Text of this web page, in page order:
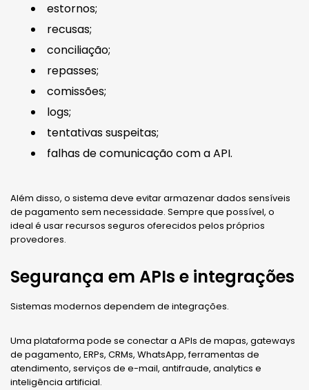
estornos;
recusas;
conciliação;
repasses;
comissões;
logs;
tentativas suspeitas;
falhas de comunicação com a API.
Além disso, o sistema deve evitar armazenar dados sensíveis
de pagamento sem necessidade. Sempre que possível, o
ideal é usar recursos seguros oferecidos pelos próprios
provedores.
Segurança em APIs e integrações
Sistemas modernos dependem de integrações.
Uma plataforma pode se conectar a APIs de mapas, gateways
de pagamento, ERPs, CRMs, WhatsApp, ferramentas de
atendimento, serviços de e-mail, antifraude, analytics e
inteligência artificial.